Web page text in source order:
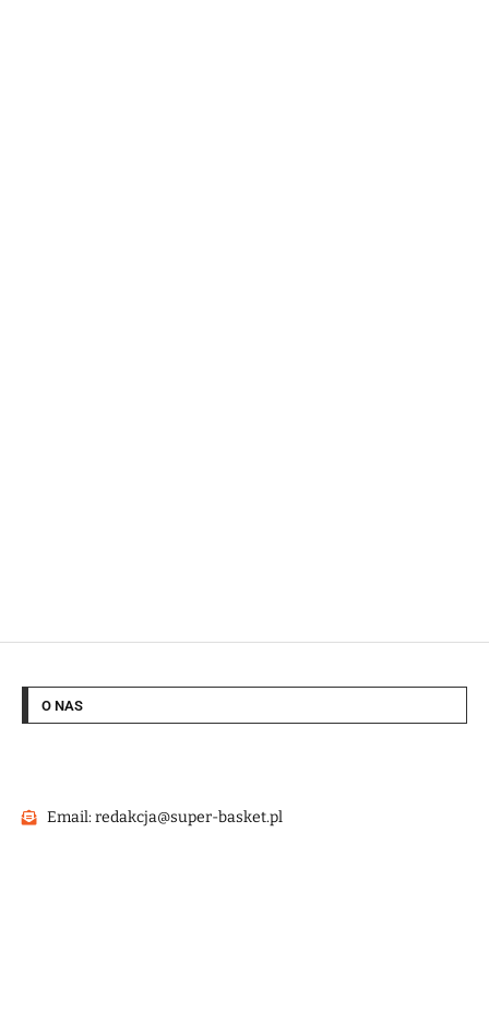
O NAS
Email: redakcja@super-basket.pl